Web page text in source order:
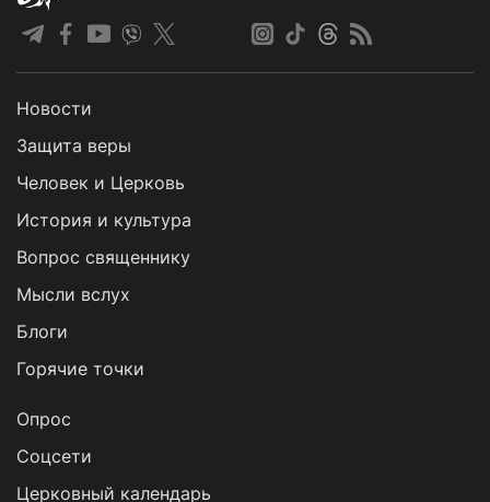
Новости
Защита веры
Человек и Церковь
История и культура
Вопрос священнику
Мысли вслух
Блоги
Горячие точки
Опрос
Cоцсети
Церковный календарь